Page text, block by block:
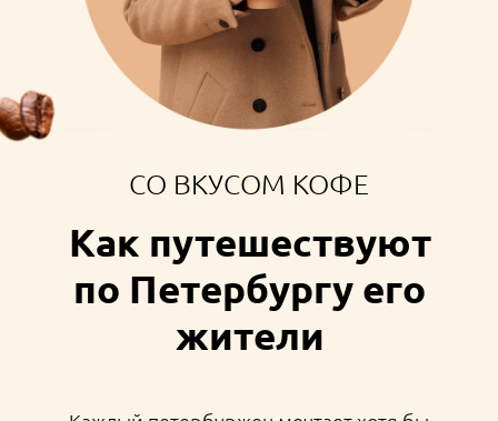
собственном городе. Проснуться утром в
весь день, заново открывая любимые места.
После чашки капучино, конечно.
Как путешествуют
по Петербургу его
жители
наверняка есть те, кто вечером